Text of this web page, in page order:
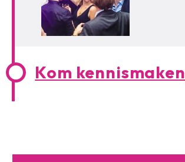
Kom kennismaken